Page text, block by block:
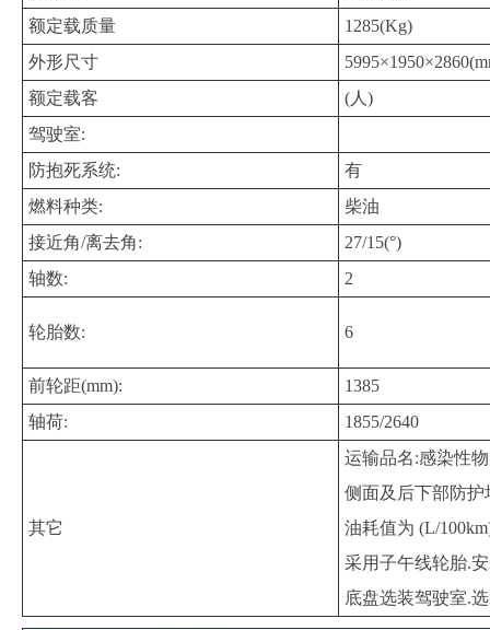
额定载质量
1285(Kg)
外形尺寸
额定载客
(人)
驾驶室:
防抱死系统:
有
燃料种类:
柴油
接近角/离去角:
27/15(°)
轴数:
2
轮胎数: 6
前轮距(mm):
1385
轴荷:
1855/2640
其它
运输品名:感染性
侧面及后下部防护
油耗值为 (L/
采用子午线轮胎.
底盘选装驾驶室.